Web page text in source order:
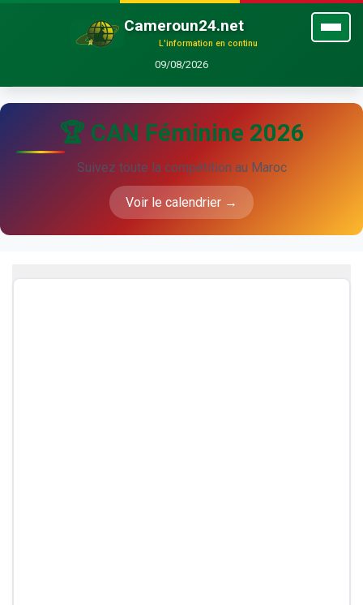
Cameroun24.net
L'information en continu
09/08/2026
🏆 CAN Féminine 2026
Suivez toute la compétition au Maroc
Voir le calendrier →